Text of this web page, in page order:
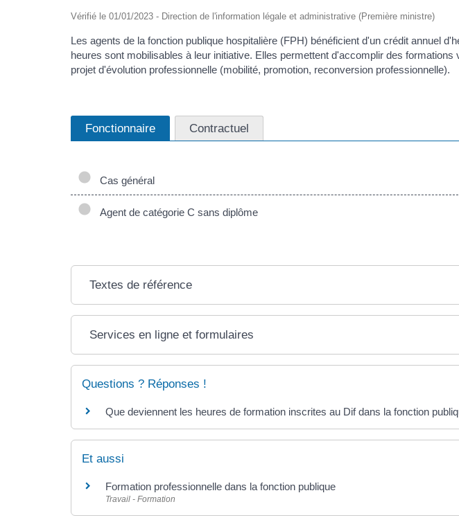
Vérifié le 01/01/2023 - Direction de l'information légale et administrative (Première ministre)
Les agents de la fonction publique hospitalière (FPH) bénéficient d'un crédit annuel
heures sont mobilisables à leur initiative. Elles permettent d'accomplir des
projet d'évolution professionnelle (mobilité, promotion, reconversion professionnelle).
Fonctionnaire Contractuel
Cas général
Agent de catégorie C sans diplôme
Textes de référence
Services en ligne et formulaires
Questions ? Réponses !
Que deviennent les heures de formation inscrites au Dif dans la fonction
Et aussi
Formation professionnelle dans la fonction publique
Travail - Formation